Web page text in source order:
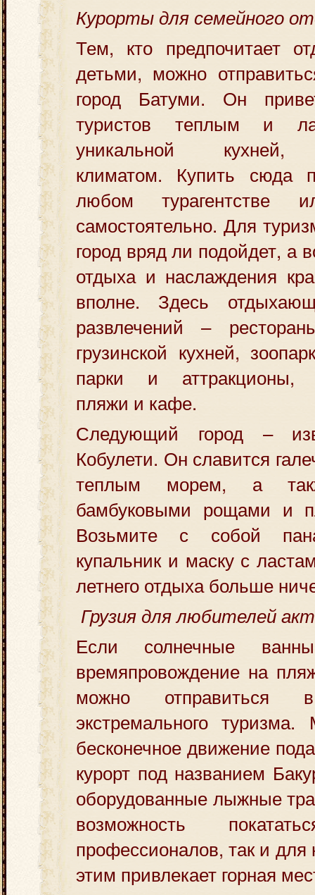
Курорты для семейного
Тем, кто предпочитает
детьми, можно
город Батуми. Он
туристов теплым и
уникальной кухней,
климатом. Купить сюда
любом турагентстве
самостоятельно. Для
город вряд ли подойдет, а
отдыха и наслаждения
вполне. Здесь
развлечений –
грузинской кухней,
парки и аттракционы,
пляжи и кафе.
Следующий город –
Кобулети. Он славится
теплым морем, а
бамбуковыми рощами и
Возьмите с собой
купальник и маску с
летнего отдыха больше
Грузия для любителей
Если солнечные
времяпровождение на
можно
экстремального
бесконечное движение
курорт под названием
оборудованные лыжные
возможность
профессионалов, так и
этим привлекает горная